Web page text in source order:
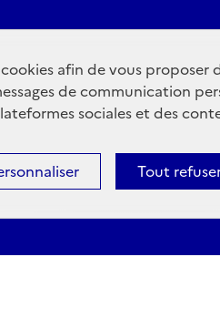
afin de vous proposer
de communication
sociales et des
Tout